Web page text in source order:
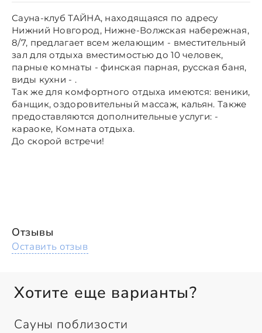
Сауна-клуб ТАЙНА, находящаяся по адресу
Нижний Новгород, Нижне-Волжская набережная,
8/7, предлагает всем желающим - вместительный
зал для отдыха вместимостью до 10 человек,
парные комнаты - финская парная, русская баня,
виды кухни - .
Так же для комфортного отдыха имеются: веники,
банщик, оздоровительный массаж, кальян. Также
предоставляются дополнительные услуги: -
караоке, Комната отдыха.
До скорой встречи!
Отзывы
Оставить отзыв
Хотите еще варианты?
Сауны поблизости